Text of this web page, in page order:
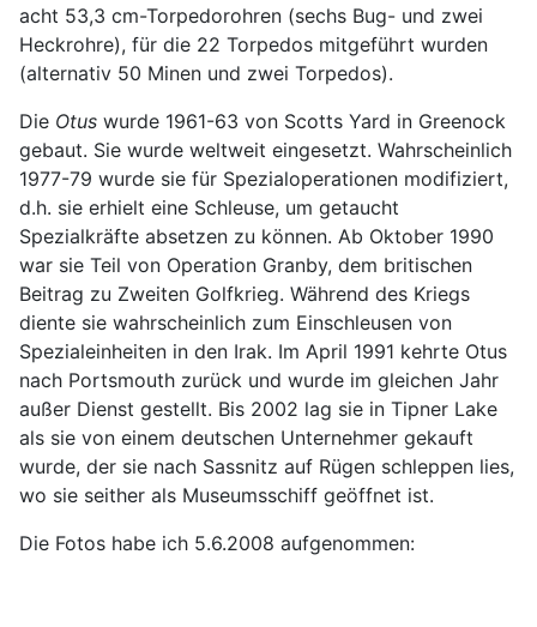
acht 53,3 cm-Torpedorohren (sechs Bug- und zwei
Heckrohre), für die 22 Torpedos mitgeführt wurden
(alternativ 50 Minen und zwei Torpedos).
Die Otus wurde 1961-63 von Scotts Yard in Greenock
gebaut. Sie wurde weltweit eingesetzt. Wahrscheinlich
1977-79 wurde sie für Spezialoperationen modifiziert,
d.h. sie erhielt eine Schleuse, um getaucht
Spezialkräfte absetzen zu können. Ab Oktober 1990
war sie Teil von Operation Granby, dem britischen
Beitrag zu Zweiten Golfkrieg. Während des Kriegs
diente sie wahrscheinlich zum Einschleusen von
Spezialeinheiten in den Irak. Im April 1991 kehrte Otus
nach Portsmouth zurück und wurde im gleichen Jahr
außer Dienst gestellt. Bis 2002 lag sie in Tipner Lake
als sie von einem deutschen Unternehmer gekauft
wurde, der sie nach Sassnitz auf Rügen schleppen lies,
wo sie seither als Museumsschiff geöffnet ist.
Die Fotos habe ich 5.6.2008 aufgenommen: